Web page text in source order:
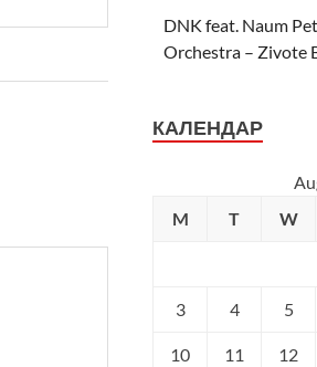
DNK feat. Naum
Orchestra – Zivote
КАЛЕНДАР
M
T W
3 4 5
10 11 12